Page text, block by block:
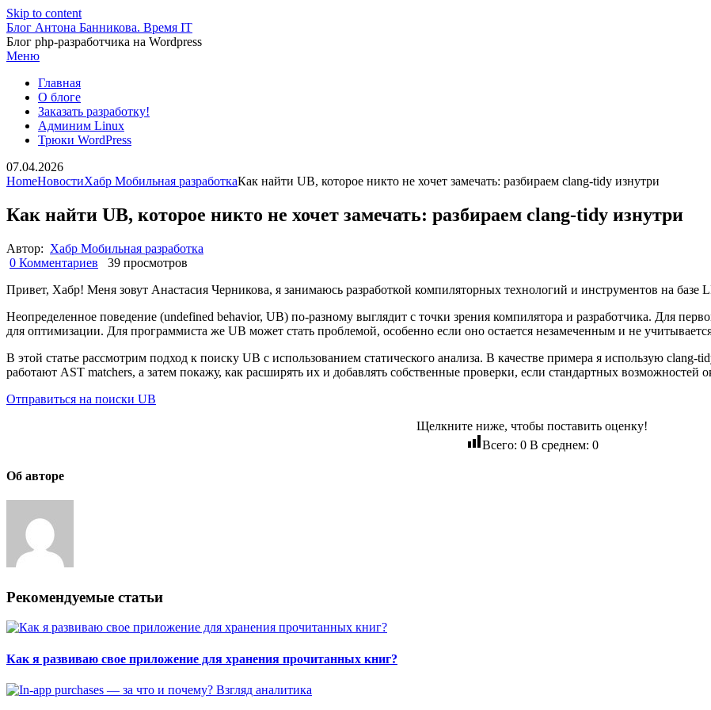
Skip to content
Блог Антона Банникова. Время IT
Блог php-разработчика на Wordpress
Меню
Главная
О блоге
Заказать разработку!
Админим Linux
Трюки WordPress
07.04.2026
HomeНовостиХабр Мобильная разработкаКак найти UB, которое никто не хочет замечать: разбираем clang-tidy изнутри
Как найти UB, которое никто не хочет замечать: разбираем clang-tidy изнутри
Автор: Хабр Мобильная разработка
0 Комментариев
39 просмотров
Привет, Хабр! Меня зовут Анастасия Черникова, я занимаюсь разработкой компиляторных технологий и инструментов на базе
Неопределенное поведение (undefined behavior, UB) по-разному выглядит с точки зрения компилятора и разработчика. Для
для оптимизации. Для программиста же UB может стать проблемой, особенно если оно остается незамеченным и не
В этой статье рассмотрим подход к поиску UB с использованием статического анализа. В качестве примера я использую clang-
работают AST matchers, а затем покажу, как расширять их и добавлять собственные проверки, если стандартных возможностей
Отправиться на поиски UB
Щелкните ниже, чтобы поставить оценку!
Всего: 0В среднем: 0
Об авторе
Рекомендуемые статьи
Как я развиваю свое приложение для хранения прочитанных книг?